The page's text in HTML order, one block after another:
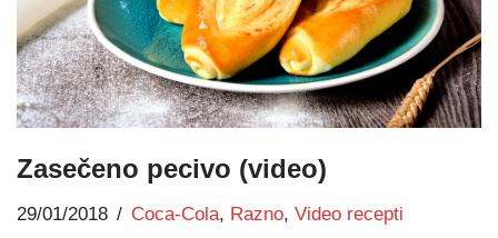
Zasečeno pecivo (video)
29/01/2018 Coca-Cola, Razno, Video recepti